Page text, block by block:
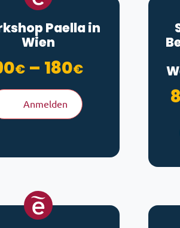
Paella in
Wien
€ – 180€
Anmelden